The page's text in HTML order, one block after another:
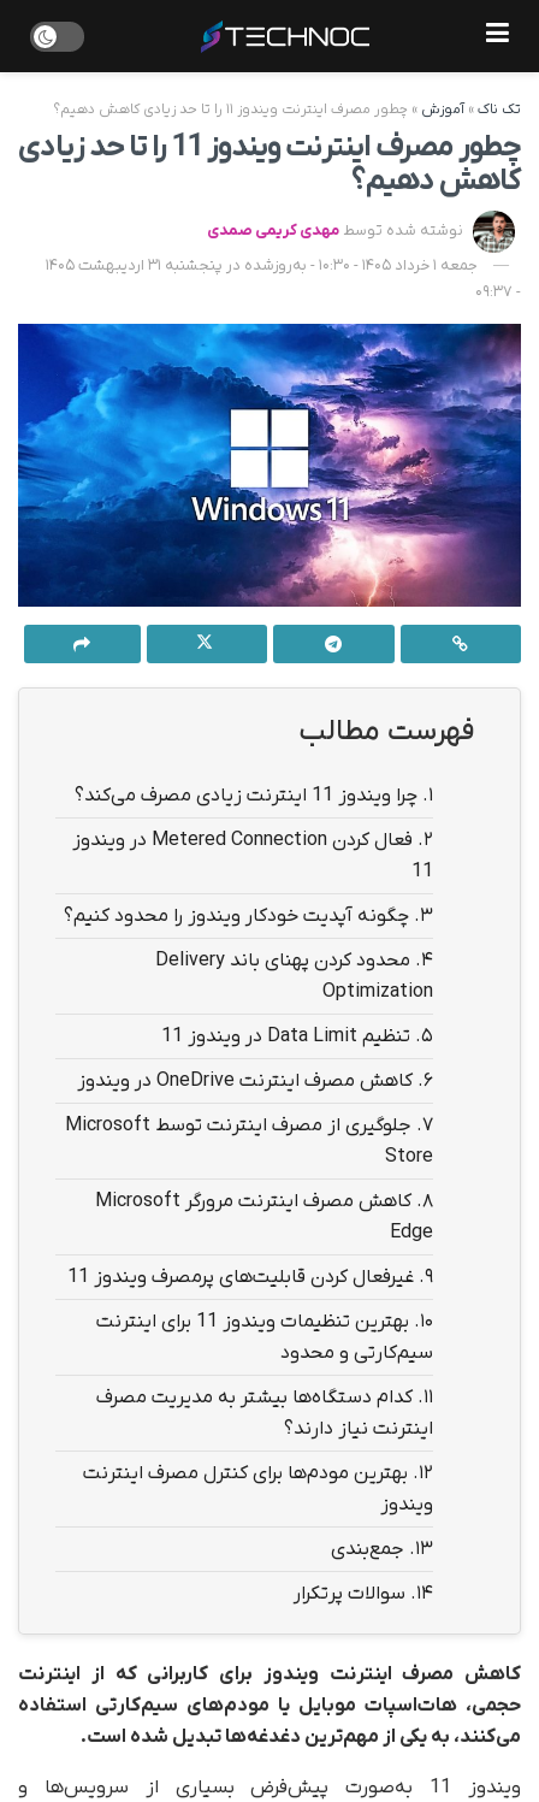
تک ناک»آموزش » چطور مصرف اینترنت ویندوز ۱۱ را تا حد زیادی کاهش دهیم؟
چطور مصرف اینترنت ویندوز 11 را تا حد زیادی
کاهش دهیم؟
نوشته شده توسط مهدی کریمی صمدی
جمعه 1 خرداد 1405 - 10:30 - به‌روزشده در پنجشنبه 31 اردیبهشت 1405
- 09:37
فهرست مطالب
1. چرا ویندوز 11 اینترنت زیادی مصرف می‌کند؟
2.
فعال کردن Metered Connection در ویندوز
11
3. چگونه آپدیت خودکار ویندوز را محدود کنیم؟
4.
محدود کردن پهنای باند Delivery
Optimization
5. تنظیم Data Limit در ویندوز 11
6. کاهش مصرف اینترنت OneDrive در ویندوز
7.
جلوگیری از مصرف اینترنت توسط Microsoft
Store
8.
کاهش مصرف اینترنت مرورگر Microsoft
Edge
9. غیرفعال کردن قابلیت‌های پرمصرف ویندوز 11
10.
بهترین تنظیمات ویندوز 11 برای اینترنت
سیم‌کارتی و محدود
11. کدام دستگاه‌ها بیشتر به مدیریت مصرف
اینترنت نیاز دارند؟
12. بهترین مودم‌ها برای کنترل مصرف اینترنت
ویندوز
13. جمع‌بندی
14. سوالات پرتکرار
کاهش مصرف اینترنت ویندوز برای کاربرانی که از اینترنت
حجمی، هات‌اسپات موبایل یا مودم‌های سیم‌کارتی استفاده
می‌کنند، به یکی از مهم‌ترین دغدغه‌ها تبدیل شده است.
ویندوز 11 به‌صورت پیش‌فرض بسیاری از سرویس‌ها و